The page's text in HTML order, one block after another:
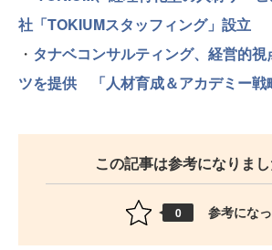
社「TOKIUMスタッフィング」設立
・ タナベコンサルティング、経営的
ツを提供 「人材育成＆アカデミー戦
この記事は参考になりま
0 参考にな